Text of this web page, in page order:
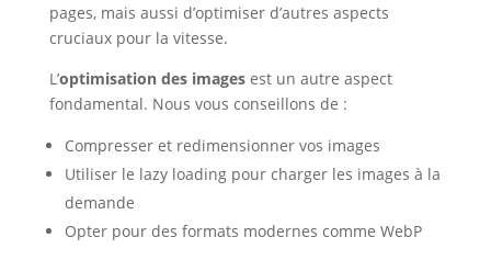
pages, mais aussi d’optimiser d’autres aspects
cruciaux pour la vitesse.
L’optimisation des imagesest un autre aspect
fondamental. Nous vous conseillons de :
Compresser et redimensionner vos images
Utiliser le lazy loading pour charger les images à la
demande
Opter pour des formats modernes comme WebP